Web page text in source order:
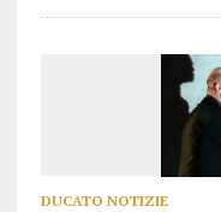
DUCATO NOTIZIE